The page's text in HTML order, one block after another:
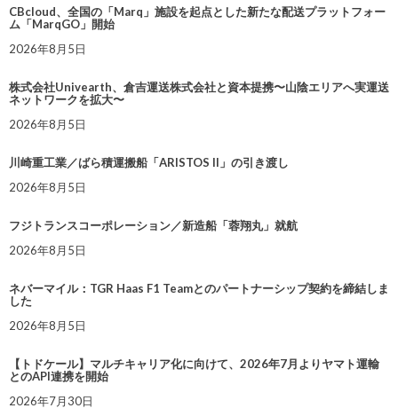
CBcloud、全国の「Marq」施設を起点とした新たな配送プラットフォー
ム「MarqGO」開始
2026年8月5日
株式会社Univearth、倉吉運送株式会社と資本提携〜山陰エリアへ実運送
ネットワークを拡大〜
2026年8月5日
川崎重工業／ばら積運搬船「ARISTOS II」の引き渡し
2026年8月5日
フジトランスコーポレーション／新造船「蓉翔丸」就航
2026年8月5日
ネバーマイル：TGR Haas F1 Teamとのパートナーシップ契約を締結しま
した
2026年8月5日
【トドケール】マルチキャリア化に向けて、2026年7月よりヤマト運輸
とのAPI連携を開始
2026年7月30日